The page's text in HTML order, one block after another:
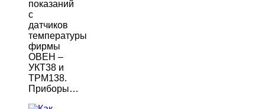
показаний
с
датчиков
температуры
фирмы
ОВЕН –
УКТ38 и
ТРМ138.
Приборы…